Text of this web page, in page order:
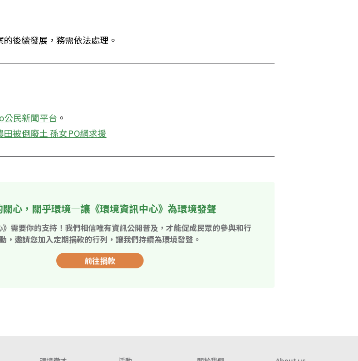
後續發展，務需依法處理。
公民新聞平台 。
田被倒廢土 孫女PO網求援
關心，關乎環境—讓《環境資訊中心》為環境發聲
》需要你的支持！我們相信唯有資訊公開普及，才能促成民眾的參與和行
動，邀請您加入定期捐款的行列，讓我們持續為環境發聲。
前往捐款